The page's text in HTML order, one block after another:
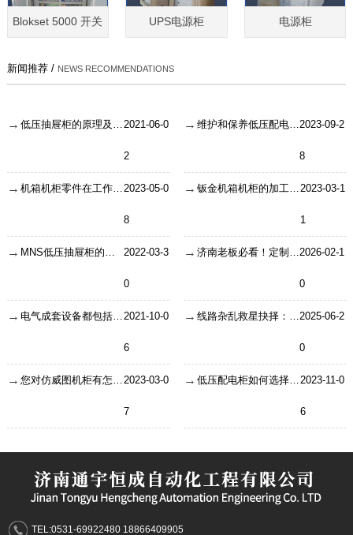
Blokset 5000 开关 UPS电源柜 电源柜
新闻推荐 / NEWS RECOMMENDATIONS
低压抽屉柜的原理及操作注意事项？2021-06-0
2
维护和保养低压配电柜需要注意哪些内容？2023-09-2
8
机箱机柜零件在工作中有哪些作用？2023-05-0
8
钣金机箱机柜的加工工艺步骤2023-03-1
1
MNS低压抽屉柜的配置标准是什么？ 2022-03-3
0
济南老板必看！定制出众机箱不踩坑，这款6U全铝机箱藏着硬实力2026-02-1
0
电气成套设备都包括哪些大类？2021-10-0
6
线路杂乱救星抉择：成品机箱机柜 VS 定制机箱机柜怎么选？2025-06-2
0
您对仿威图机柜有怎样的认知？2023-03-0
7
低压配电柜如何选择合适的型号及参数？2023-11-0
6
TEL:0531-69922480 18866409905